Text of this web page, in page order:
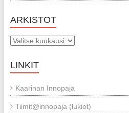
ARKISTOT
Arkistot
LINKIT
Kaarinan Innopaja
Tiimit@innopaja (lukiot)